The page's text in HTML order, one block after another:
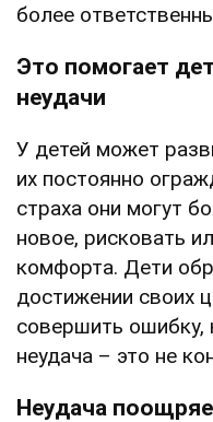
более
Это помогает
неудачи
У детей может
их постоянно
страха они могут
новое, рисковать
комфорта. Дети
достижении своих
совершить ошибку,
неудача – это не
Неудача